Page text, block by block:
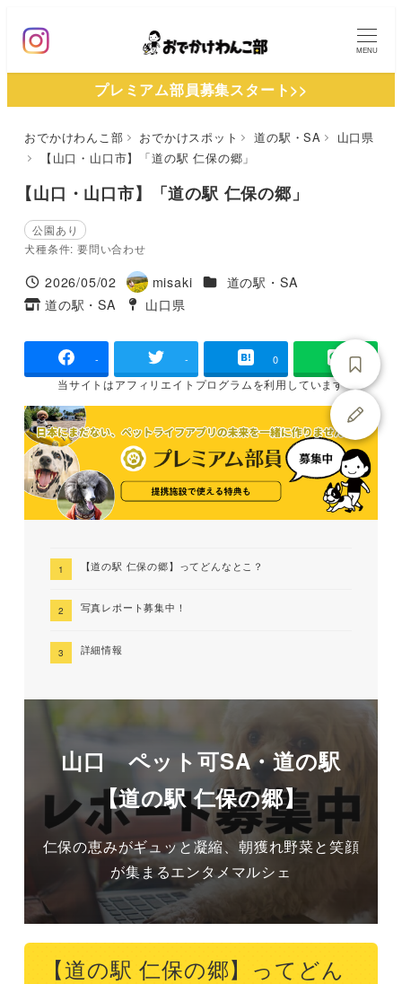
ン
MENU
プレミアム部員募集スタート>>
おでかけわんこ部 おでかけスポット 道の駅・SA
山口県
【山口・山口市】「道の駅 仁保の郷」
【山口・山口市】「道の駅 仁保の郷」
公園あり
犬種条件: 要問い合わせ
投稿日
2026/05/02
著
者
misaki 施設ジャンル
道の駅・SA
タグ
道の駅・SA
タグ
山口県
- - 0
当サイトはアフィリエイトプログラムを利用しています
【道の駅 仁保の郷】ってどんなとこ？
写真レポート募集中！
詳細情報
山口 ペット可SA・道の駅
【道の駅 仁保の郷】
仁保の恵みがギュッと凝縮、朝獲れ野菜と笑顔
が集まるエンタメマルシェ
【道の駅 仁保の郷】ってどん